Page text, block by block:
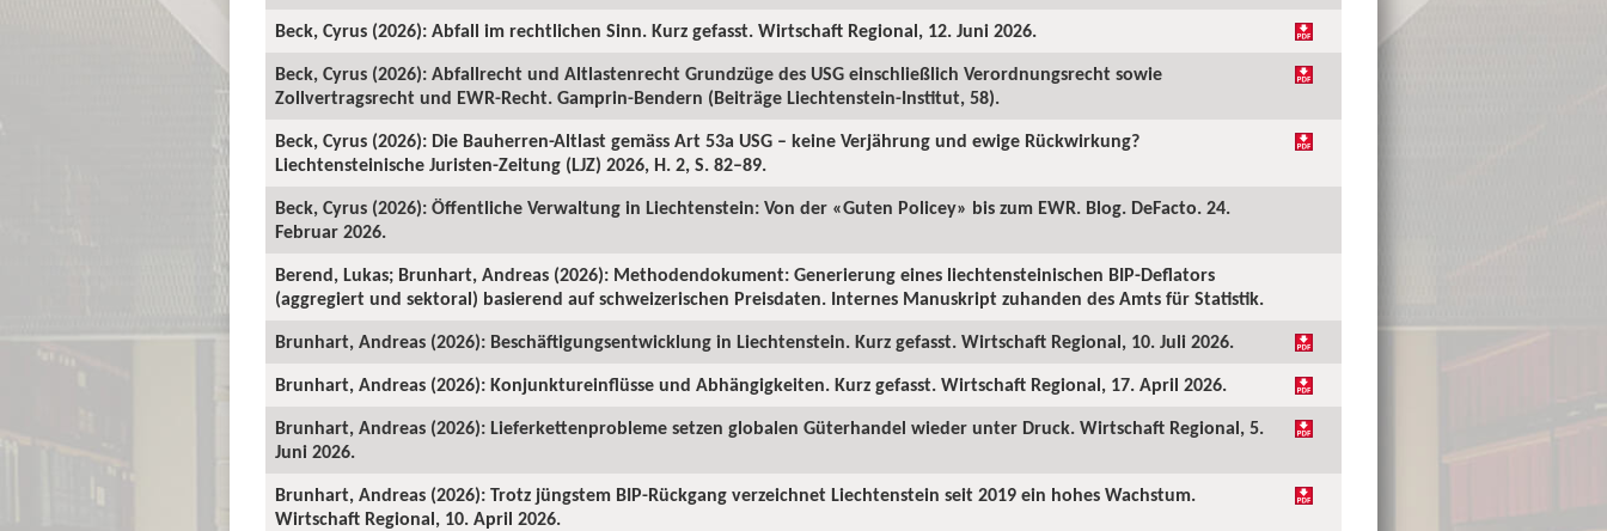
Beck, Cyrus (2026): Abfall im rechtlichen Sinn. Kurz gefasst. Wirtschaft Regional, 12. Juni 2026.
Beck, Cyrus (2026): Abfallrecht und Altlastenrecht Grundzüge des USG einschließlich Verordnungsrecht sowie
Zollvertragsrecht und EWR-Recht. Gamprin-Bendern (Beiträge Liechtenstein-Institut, 58).
Beck, Cyrus (2026): Die Bauherren-Altlast gemäss Art 53a USG – keine Verjährung und ewige Rückwirkung?
Liechtensteinische Juristen-Zeitung (LJZ) 2026, H. 2, S. 82–89.
Beck, Cyrus (2026): Öffentliche Verwaltung in Liechtenstein: Von der «Guten Policey» bis zum EWR. Blog. DeFacto. 24.
Februar 2026.
Berend, Lukas; Brunhart, Andreas (2026): Methodendokument: Generierung eines liechtensteinischen BIP-Deflators
(aggregiert und sektoral) basierend auf schweizerischen Preisdaten. Internes Manuskript zuhanden des Amts für Statistik.
Brunhart, Andreas (2026): Beschäftigungsentwicklung in Liechtenstein. Kurz gefasst. Wirtschaft Regional, 10. Juli 2026.
Brunhart, Andreas (2026): Konjunktureinflüsse und Abhängigkeiten. Kurz gefasst. Wirtschaft Regional, 17. April 2026.
Brunhart, Andreas (2026): Lieferkettenprobleme setzen globalen Güterhandel wieder unter Druck. Wirtschaft Regional, 5.
Juni 2026.
Brunhart, Andreas (2026): Trotz jüngstem BIP-Rückgang verzeichnet Liechtenstein seit 2019 ein hohes Wachstum.
Wirtschaft Regional, 10. April 2026.